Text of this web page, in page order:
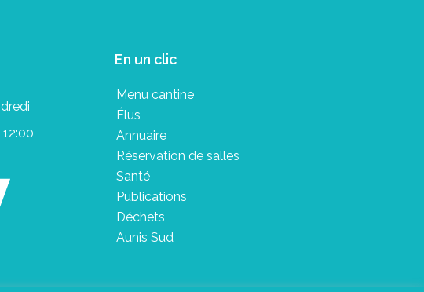
En un clic
Menu cantine
Élus
Annuaire
Réservation de salles
Santé
Publications
Déchets
Aunis Sud